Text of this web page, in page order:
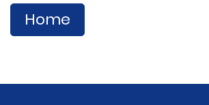
Home